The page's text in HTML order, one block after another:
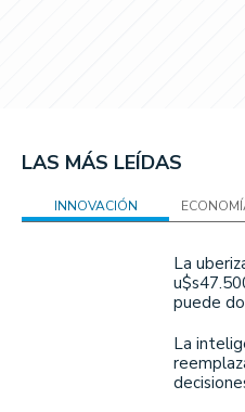
LAS MÁS LEÍDAS
INNOVACIÓN
La
puede
La